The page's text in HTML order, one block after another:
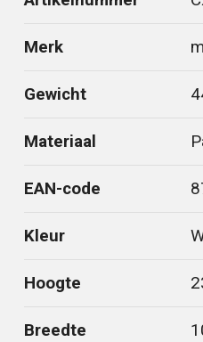
Merk
Gewicht
Materiaal
EAN-code
Kleur
Hoogte
Breedte